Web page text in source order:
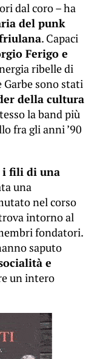
dal coro – ha
del punk
. Capaci
Ferigo e
ribelle di
Garbe sono stati
della cultura
la band più
fra gli anni ’90
i fili di una
una
nel corso
intorno al
fondatori.
saputo
e
un intero